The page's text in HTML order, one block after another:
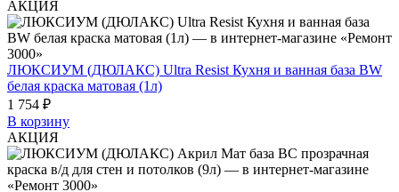
АКЦИЯ
ЛЮКСИУМ (ДЮЛАКС) Ultra Resist Кухня и ванная база BW
белая краска матовая (1л)
1 754 ₽
В корзину
АКЦИЯ